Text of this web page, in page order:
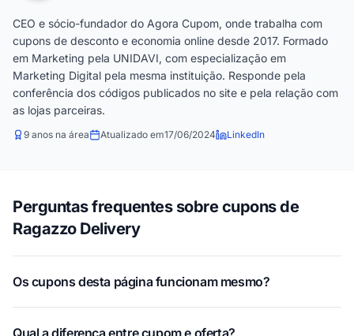
CEO e sócio-fundador do Agora Cupom, onde trabalha com
cupons de desconto e economia online desde 2017. Formado
em Marketing pela UNIDAVI, com especialização em
Marketing Digital pela mesma instituição. Responde pela
conferência dos códigos publicados no site e pela relação com
as lojas parceiras.
9 anos na área Atualizado em17/06/2024 LinkedIn
Perguntas frequentes sobre cupons de
Ragazzo Delivery
Os cupons desta página funcionam mesmo?
Qual a diferença entre cupom e oferta?